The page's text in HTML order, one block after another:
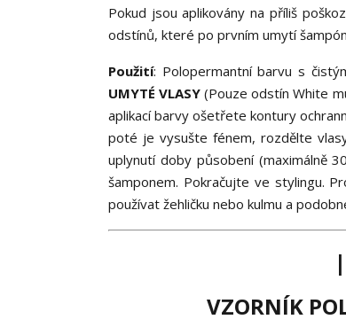
Pokud jsou aplikovány na příliš
odstínů, které po prvním umytí
Použití: Polopermantní barvu s
UMYTÉ VLASY (Pouze odstín White
aplikací barvy ošetřete kontury
poté je vysušte fénem, rozdělte
uplynutí doby působení (maximálně
šamponem. Pokračujte ve stylingu.
používat žehličku nebo kulmu a
VZORNÍK